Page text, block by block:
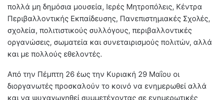
πολλά μη δημόσια μουσεία, Ιερές Μητροπόλεις, Κέντρα
Περιβαλλοντικής Εκπαίδευσης, Πανεπιστημιακές Σχολές,
σχολεία, πολιτιστικούς συλλόγους, περιβαλλοντικές
οργανώσεις, σωματεία και συνεταιρισμούς πολιτών, αλλά
και με πολλούς εθελοντές.
Από την Πέμπτη 26 έως την Κυριακή 29 Μαΐου οι
διοργανωτές προσκαλούν το κοινό να ενημερωθεί αλλά
και να ψυχαγωγηθεί συμμετέχοντας σε ενημερωτικές